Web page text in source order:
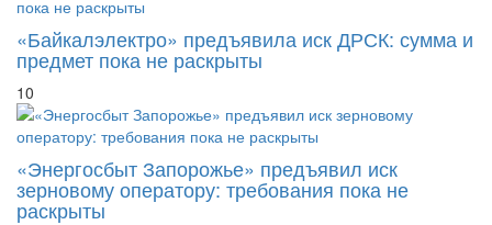
«Байкалэлектро» предъявила иск ДРСК: сумма и
предмет пока не раскрыты
10
«Энергосбыт Запорожье» предъявил иск
зерновому оператору: требования пока не
раскрыты